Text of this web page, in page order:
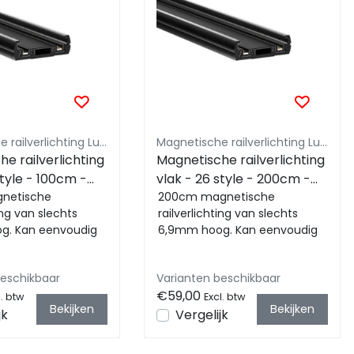
Magnetische railverlichting Luksus - Miboxer compatible
railverlichting
- 100cm -
van slechts
Kan eenvoudig
btw
Bekijken
Magnetische railverlichting Luksus - Miboxer compatible
Magnetische railverlichting
vlak - 26 style - 200cm -
Zwart
200cm magnetische
railverlichting van slechts
6,9mm hoog. Kan eenvoudig
Varianten beschikbaar
€59,00 Excl. btw
Vergelijk Bekijken